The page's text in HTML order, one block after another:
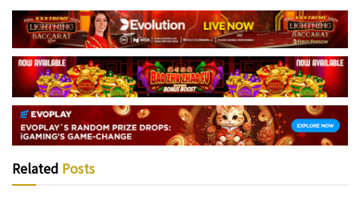
Related Posts